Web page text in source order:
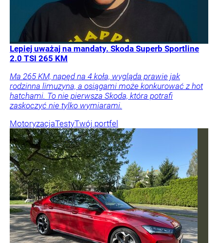
Lepiej uważaj na mandaty. Skoda Superb Sportline
2.0 TSI 265 KM
Ma 265 KM, napęd na 4 koła, wygląda prawie jak
rodzinna limuzyna, a osiągami może konkurować z hot
hatchami. To nie pierwsza Skoda, która potrafi
zaskoczyć nie tylko wymiarami.
MotoryzacjaTestyTwój portfel